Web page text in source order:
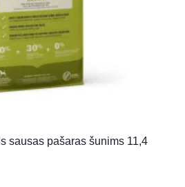
sausas pašaras šunims 11,4